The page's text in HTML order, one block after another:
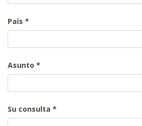
País
Asunto
Su consulta